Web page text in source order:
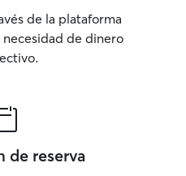
de la plataforma
necesidad de dinero
de reserva